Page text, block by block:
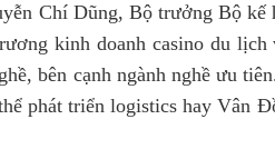
Chí Dũng, Bộ trưởng Bộ kế
kinh doanh casino du lịch
bên cạnh ngành nghề ưu
phát triển logistics hay Vân